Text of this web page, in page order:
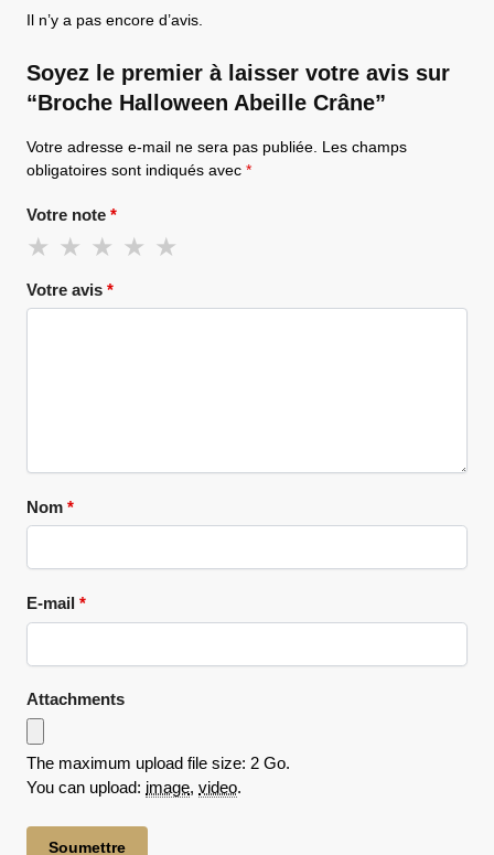
Il n’y a pas encore d’avis.
Soyez le premier à laisser votre avis sur
“Broche Halloween Abeille Crâne”
Votre adresse e-mail ne sera pas publiée. Les champs
obligatoires sont indiqués avec *
Votre note *
Votre avis *
Nom *
E-mail *
Attachments
The maximum upload file size: 2 Go.
You can upload: image, video.